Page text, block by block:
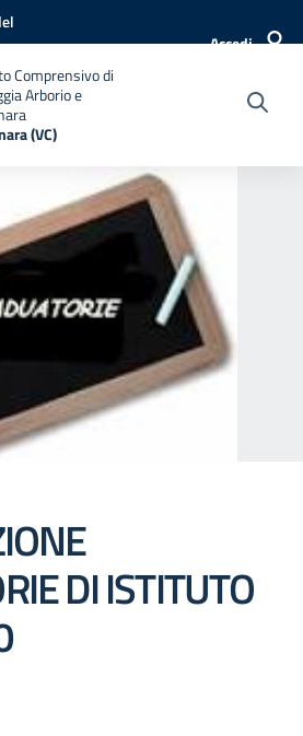
Accedi
Comprensivo di
Arborio e
(VC)
DI ISTITUTO